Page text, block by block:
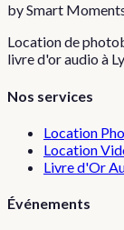
by Smart
Location de
livre d'or audio à
Nos services
Location
Location
Livre d'Or
Événements